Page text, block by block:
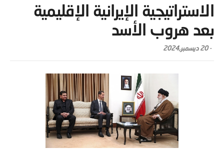
الاستراتيجية الإيرانية الإقليمية
بعد هروب الأسد
-20 ديسمبر,2024